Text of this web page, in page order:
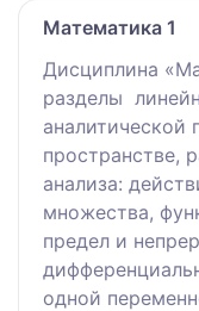
Математика 1
Дисциплина
разделы
аналитической
пространстве,
анализа:
множества,
предел и
одной